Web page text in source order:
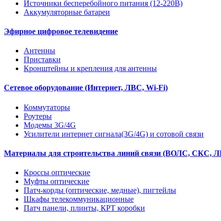
Источники бесперебойного питания (12-220В)
Аккумуляторные батареи
Эфирное цифровое телевидение
Антенны
Приставки
Кронштейны и крепления для антенны
Сетевое оборудование (Интернет, ЛВС, Wi-Fi)
Коммутаторы
Роутеры
Модемы 3G/4G
Усилители интернет сигнала(3G/4G) и сотовой связи
Материалы для строительства линий связи (ВОЛС, СКС,
Кроссы оптические
Муфты оптические
Патч-корды (оптические, медные), пигтейлы
Шкафы телекоммуникационные
Патч панели, плинты, КРТ коробки